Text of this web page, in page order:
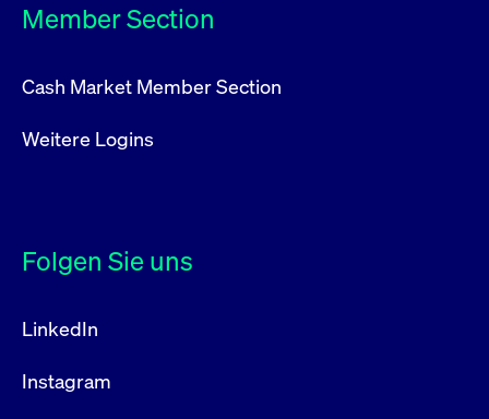
Member Section
Cash Market Member Section
Weitere Logins
Folgen Sie uns
LinkedIn
Instagram